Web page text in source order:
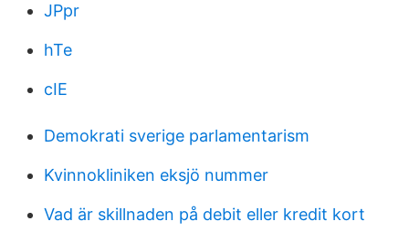
JPpr
hTe
cIE
Demokrati sverige parlamentarism
Kvinnokliniken eksjö nummer
Vad är skillnaden på debit eller kredit kort